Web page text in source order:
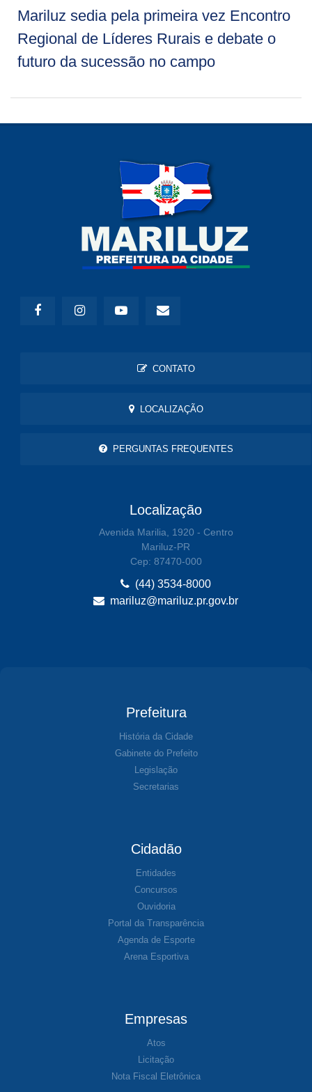
Mariluz sedia pela primeira vez Encontro
Regional de Líderes Rurais e debate o
futuro da sucessão no campo
CONTATO
LOCALIZAÇÃO
PERGUNTAS FREQUENTES
Localização
Avenida Marilia, 1920 - Centro
Mariluz-PR
Cep: 87470-000
(44) 3534-8000
mariluz@mariluz.pr.gov.br
Prefeitura
História da Cidade
Gabinete do Prefeito
Legislação
Secretarias
Cidadão
Entidades
Concursos
Ouvidoria
Portal da Transparência
Agenda de Esporte
Arena Esportiva
Empresas
Atos
Licitação
Nota Fiscal Eletrônica